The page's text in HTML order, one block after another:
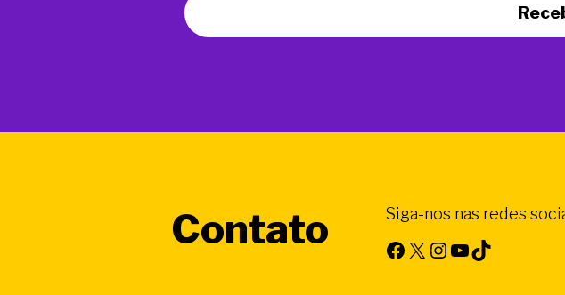
Contato Siga-nos nas redes
Facebook X Instagram Youtube TikTok